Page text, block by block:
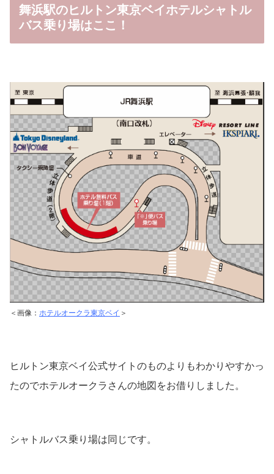
舞浜駅のヒルトン東京ベイホテルシャトル
バス乗り場はここ！
＜画像： ホテルオークラ東京ベイ ＞
ヒルトン東京ベイ公式サイトのものよりもわかりやすかっ
たのでホテルオークラさんの地図をお借りしました。
シャトルバス乗り場は同じです。